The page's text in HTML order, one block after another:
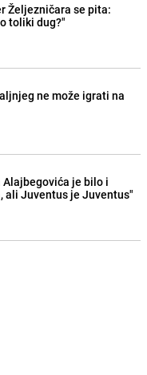
Željezničara se pita:
toliki dug?"
ne može igrati na
je bilo i
ali Juventus je Juventus"